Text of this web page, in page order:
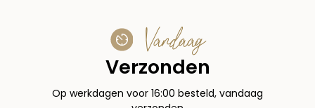
Vandaag
Verzonden
Op werkdagen voor 16:00 besteld, vandaag